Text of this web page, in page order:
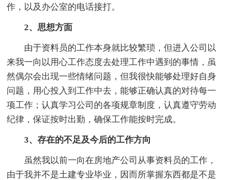
作，以及办公室的电话接打。
2、思想方面
由于资料员的工作本身就比较繁琐，但进入公司以
来我一向以用心工作态度去处理工作中遇到的事情，虽
然偶尔会出现一些情绪问题，但我很快能够处理好自身
问题，用心投入到工作中去，能够正确认真的对待每一
项工作；认真学习公司的各项规章制度，认真遵守劳动
纪律，保证按时出勤，确保工作能按时完成。
3、存在的不足及今后的工作方向
虽然我以前一向在房地产公司从事资料员的工作，
由于我并不是土建专业毕业，因而所掌握东西都是不是